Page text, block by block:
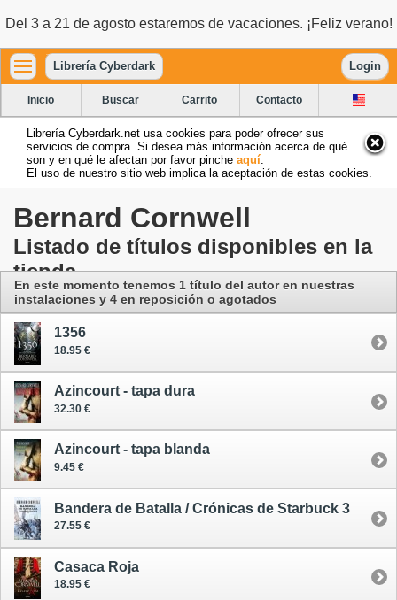
Del 3 a 21 de agosto estaremos de vacaciones. ¡Feliz verano!
Librería Cyberdark Login
Inicio Buscar Carrito Contacto
Librería Cyberdark.net usa cookies para poder ofrecer sus
servicios de compra. Si desea más información acerca de qué
son y en qué le afectan por favor pinche aquí
El uso de nuestro sitio web implica la aceptación de estas cookies.
Bernard Cornwell
Listado de títulos disponibles en la
tienda
En este momento tenemos 1 título del autoren nuestras
instalaciones y 4 en reposición o agotados
1356
18.95 €
Azincourt - tapa dura
32.30 €
Azincourt - tapa blanda
9.45 €
Bandera de Batalla / Crónicas de Starbuck 3
27.55 €
Casaca Roja
18.95 €